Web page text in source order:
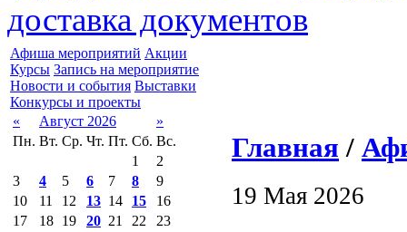
доставка документов
Афиша мероприятий Акции
Курсы Запись на мероприятие
Новости и события Выставки
Конкурсы и проекты
«
Август 2026
»
Пн. Вт. Ср. Чт. Пт. Сб. Вс.
1
2
3
4 5 6 7 8
9
10
11 12 13 14 15
16
17
18 19 20 21 22
23
Главная /
19 Мая 2026